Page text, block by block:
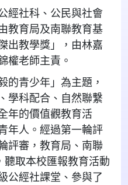
經社科、公民與社會
教育局及南聯教育基
出教學獎」，由林嘉
權老師主責。
的青少年」為主題，
學科配合、自然聯繫
年的價值觀教育活
年人。經過第一輪評
評審，教育局、南聯
取本校匯報教育活動
公經社課堂、參與了